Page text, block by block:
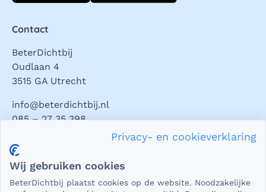
Contact
BeterDichtbij
Oudlaan 4
3515 GA Utrecht
info@beterdichtbij.nl
085 – 27 35 398
Privacy en veiligheid
Privacy- en cookieverklaring
Wij gebruiken cookies
BeterDichtbij plaatst cookies op de website. Noodzakelijke